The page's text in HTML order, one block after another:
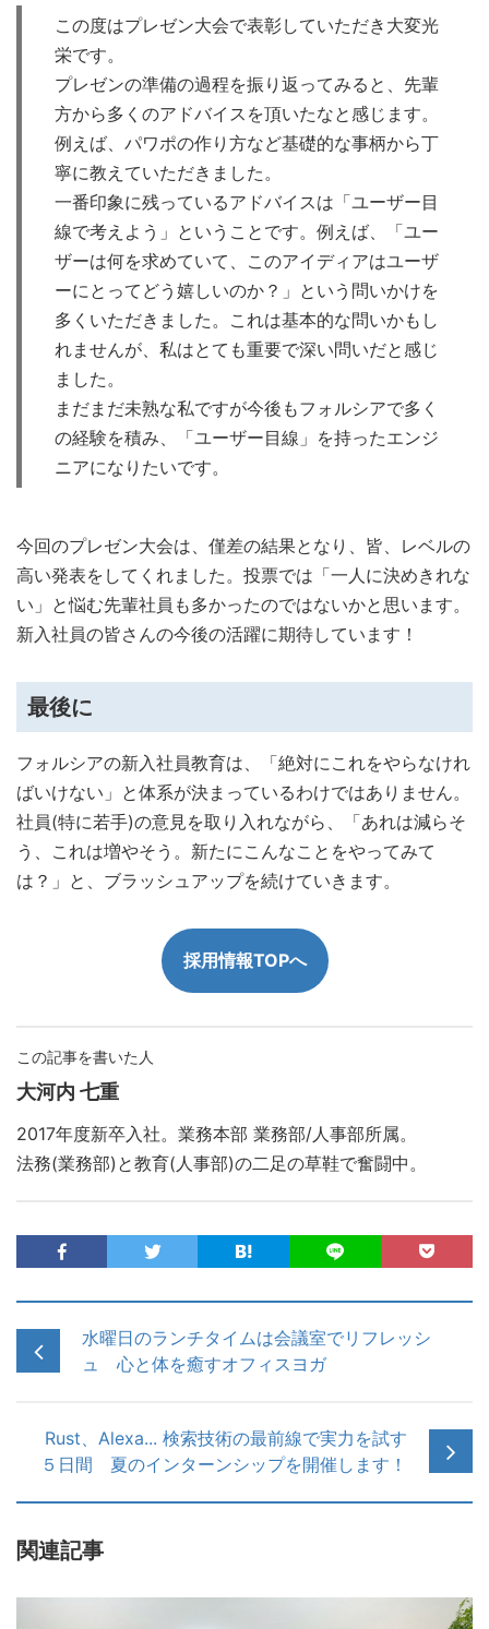
この度はプレゼン大会で表彰していただき大変光
栄です。
プレゼンの準備の過程を振り返ってみると、先輩
方から多くのアドバイスを頂いたなと感じます。
例えば、パワポの作り方など基礎的な事柄から丁
寧に教えていただきました。
一番印象に残っているアドバイスは「ユーザー目
線で考えよう」ということです。例えば、「ユー
ザーは何を求めていて、このアイディアはユーザ
ーにとってどう嬉しいのか？」という問いかけを
多くいただきました。これは基本的な問いかもし
れませんが、私はとても重要で深い問いだと感じ
ました。
まだまだ未熟な私ですが今後もフォルシアで多く
の経験を積み、「ユーザー目線」を持ったエンジ
ニアになりたいです。
今回のプレゼン大会は、僅差の結果となり、皆、レベルの
高い発表をしてくれました。投票では「一人に決めきれな
い」と悩む先輩社員も多かったのではないかと思います。
新入社員の皆さんの今後の活躍に期待しています！
最後に
フォルシアの新入社員教育は、「絶対にこれをやらなけれ
ばいけない」と体系が決まっているわけではありません。
社員(特に若手)の意見を取り入れながら、「あれは減らそ
う、これは増やそう。新たにこんなことをやってみて
は？」と、ブラッシュアップを続けていきます。
採用情報TOPへ
この記事を書いた人
大河内 七重
2017年度新卒入社。業務本部 業務部/人事部所属。
法務(業務部)と教育(人事部)の二足の草鞋で奮闘中。
水曜日のランチタイムは会議室でリフレッシ
ュ 心と体を癒すオフィスヨガ
Rust、Alexa... 検索技術の最前線で実力を試す
５日間 夏のインターンシップを開催します！
関連記事